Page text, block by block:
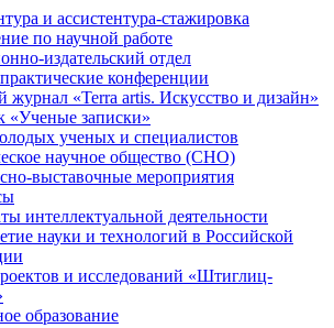
и ассистентура-стажировка
по научной работе
издательский отдел
конференции
журнал «Terra artis. Искусство и дизайн»
«Ученые записки»
ученых и специалистов
научное общество (СНО)
выставочные мероприятия
интеллектуальной деятельности
науки и технологий в Российской
и исследований «Штиглиц-
образование